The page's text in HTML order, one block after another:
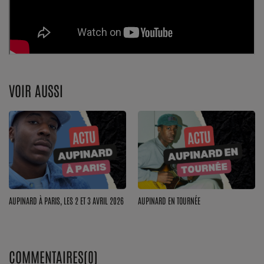
Service Commercial
Contact
VOIR AUSSI
AUPINARD À PARIS, LES 2 ET 3 AVRIL 2026 AUPINARD EN TOURNÉE
COMMENTAIRES(0)